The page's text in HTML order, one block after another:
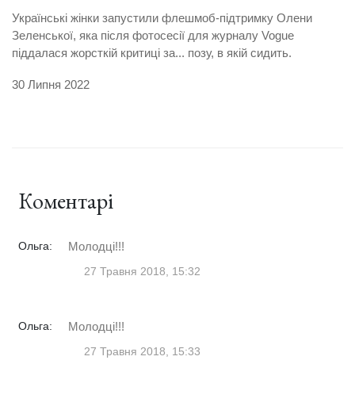
Українські жінки запустили флешмоб-підтримку Олени
Зеленської, яка після фотосесії для журналу Vogue
піддалася жорсткій критиці за... позу, в якій сидить.
30 Липня 2022
Коментарі
Ольга: Молодці!!!
27 Травня 2018, 15:32
Ольга: Молодці!!!
27 Травня 2018, 15:33